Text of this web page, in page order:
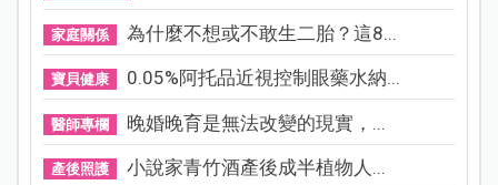
家庭關係 為什麼不想或不敢生二胎？這8...
寶貝健康 0.05%阿托品近視控制眼藥水納...
醫師專欄 晚婚晚育是無法改變的現實，...
產後照護 小說家青竹酒產後成半植物人...